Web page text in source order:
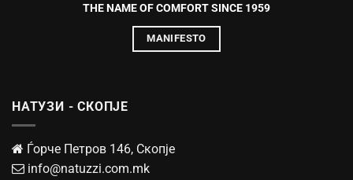
THE NAME OF COMFORT SINCE 1959
MANIFESTO
НАТУЗИ - СКОПЈЕ
Ѓорче Петров 146, Скопје
info@natuzzi.com.mk